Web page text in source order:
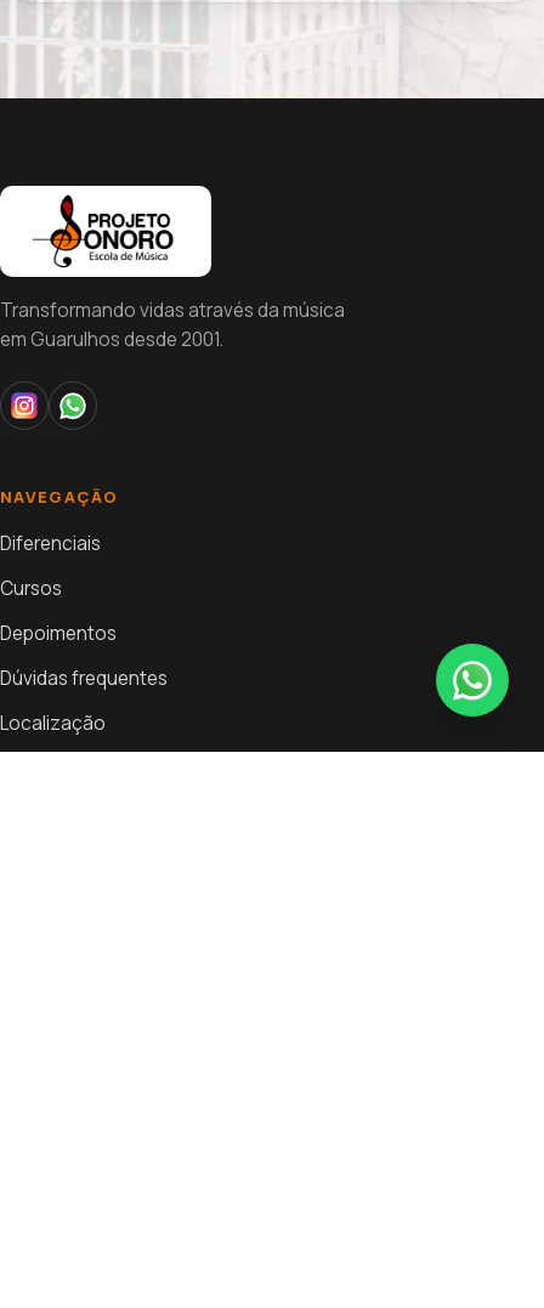
Transformando vidas através da música
em Guarulhos desde 2001.
NAVEGAÇÃO
Diferenciais
Cursos
Depoimentos
Dúvidas frequentes
Localização